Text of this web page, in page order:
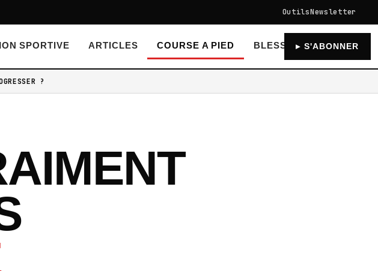
OutilsNewsletter
SPORTIVE ARTICLES COURSE A PIED BLESSURES▸ S'ABONNER
?